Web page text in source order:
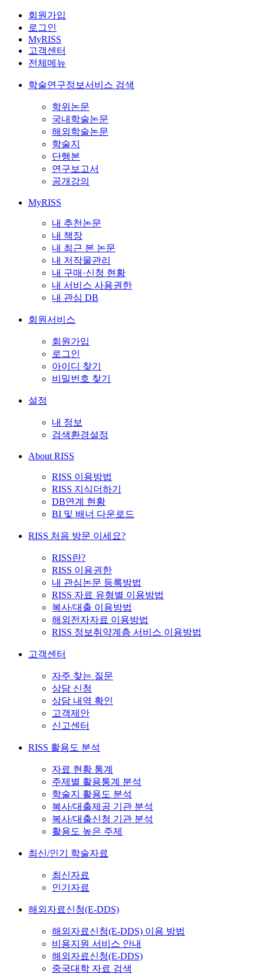
회원가입
로그인
MyRISS
고객센터
전체메뉴
학술연구정보서비스 검색
학위논문
국내학술논문
해외학술논문
학술지
단행본
연구보고서
공개강의
MyRISS
내 추천논문
내 책장
내 최근 본 논문
내 저작물관리
내 구매·신청 현황
내 서비스 사용권한
내 관심 DB
회원서비스
회원가입
로그인
아이디 찾기
비밀번호 찾기
설정
내 정보
검색환경설정
About RISS
RISS 이용방법
RISS 지식더하기
DB연계 현황
BI 및 배너 다운로드
RISS 처음 방문 이세요?
RISS란?
RISS 이용권한
내 관심논문 등록방법
RISS 자료 유형별 이용방법
복사/대출 이용방법
해외전자자료 이용방법
RISS 정보취약계층 서비스 이용방법
고객센터
자주 찾는 질문
상담 신청
상담 내역 확인
고객제안
신고센터
RISS 활용도 분석
자료 현황 통계
주제별 활용통계 분석
학술지 활용도 분석
복사/대출제공 기관 분석
복사/대출신청 기관 분석
활용도 높은 주제
최신/인기 학술자료
최신자료
인기자료
해외자료신청(E-DDS)
해외자료신청(E-DDS) 이용 방법
비용지원 서비스 안내
해외자료신청(E-DDS)
중국대학 자료 검색